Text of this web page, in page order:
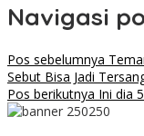
Navigasi
Pos sebelumnya
Sebut Bisa Jadi
Pos berikutnya Ini dia